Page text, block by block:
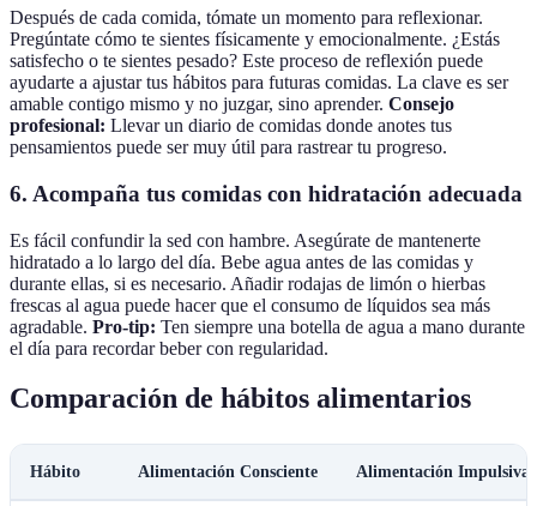
Después de cada comida, tómate un momento para reflexionar.
Pregúntate cómo te sientes físicamente y emocionalmente. ¿Estás
satisfecho o te sientes pesado? Este proceso de reflexión puede
ayudarte a ajustar tus hábitos para futuras comidas. La clave es ser
amable contigo mismo y no juzgar, sino aprender. Consejo
profesional: Llevar un diario de comidas donde anotes tus
pensamientos puede ser muy útil para rastrear tu progreso.
6. Acompaña tus comidas con hidratación adecuada
Es fácil confundir la sed con hambre. Asegúrate de mantenerte
hidratado a lo largo del día. Bebe agua antes de las comidas y
durante ellas, si es necesario. Añadir rodajas de limón o hierbas
frescas al agua puede hacer que el consumo de líquidos sea más
agradable. Pro-tip: Ten siempre una botella de agua a mano durante
el día para recordar beber con regularidad.
Comparación de hábitos alimentarios
Hábito Alimentación Consciente Alimentación Impulsiva